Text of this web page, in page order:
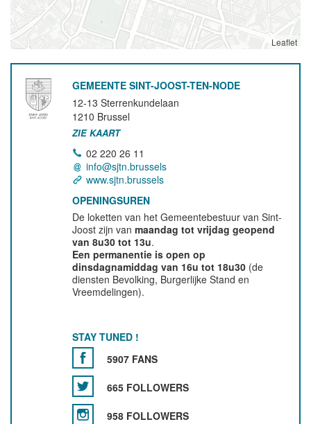
Leaflet
GEMEENTE SINT-JOOST-TEN-NODE
12-13 Sterrenkundelaan
1210 Brussel
ZIE KAART
02 220 26 11
info@sjtn.brussels
www.sjtn.brussels
OPENINGSUREN
De loketten van het Gemeentebestuur van Sint-
Joost zijn vanmaandag tot vrijdag geopend
van 8u30 tot 13u.
Een permanentie is open op
dinsdagnamiddag van 16u tot 18u30 (de
diensten Bevolking, Burgerlijke Stand en
Vreemdelingen).
STAY TUNED !
5907 FANS
665 FOLLOWERS
958 FOLLOWERS